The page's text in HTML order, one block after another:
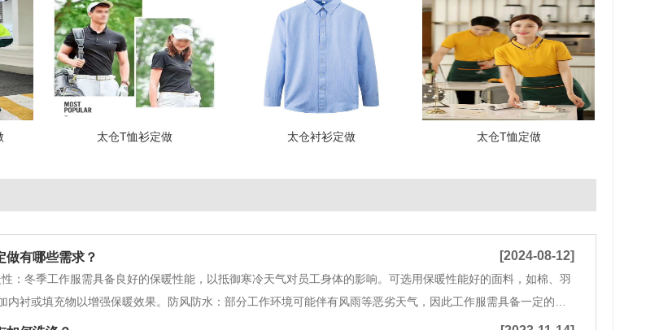
太仓T恤衫定做 太仓衬衫定做 太仓T恤定做
做有哪些需求？ [2024-08-12]
：冬季工作服需具备良好的保暖性能，以抵御寒冷天气对员工身体的影响。可选用保暖性能好的面料，如棉、羽
内衬或填充物以增强保暖效果。防风防水：部分工作环境可能伴有风雨等恶劣天气，因此工作服需具备一定的防
用防水透气面料或添加防水涂层来实现这一功能。防静电/阻燃：对于特定行业（如电子、化工等），工作服需具